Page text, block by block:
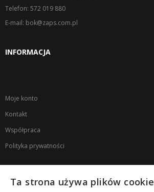
Telefon: 572 019 880
E-mail: bok@zaps.com.pl
INFORMACJA
Moje konto
Kontakt
Współpraca
Polityka prywatności
NEWSLETTER
Ta strona używa plików cookie